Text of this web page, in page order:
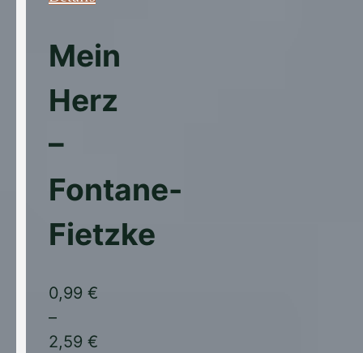
Produkt
weist
mehrere
Varianten
auf.
Optionen
auf
Produktseite
werden
Mein
Herz
–
Fontane-
Fietzke
0,99 €
–
2,59 €